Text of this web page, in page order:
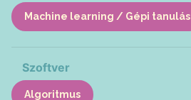
Machine learning / Gépi tanulás
Szoftver
Algoritmus